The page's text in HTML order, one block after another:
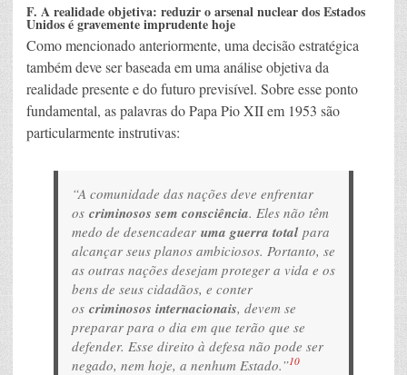
F. A realidade objetiva: reduzir o arsenal nuclear dos Estados
Unidos é gravemente imprudente hoje
Como mencionado anteriormente, uma decisão estratégica
também deve ser baseada em uma análise objetiva da
realidade presente e do futuro previsível. Sobre esse ponto
fundamental, as palavras do Papa Pio XII em 1953 são
particularmente instrutivas:
“A comunidade das nações deve enfrentar
os criminosos sem consciência. Eles não têm
medo de desencadear uma guerra totalpara
alcançar seus planos ambiciosos. Portanto, se
as outras nações desejam proteger a vida e os
bens de seus cidadãos, e conter
os criminosos internacionais, devem se
preparar para o dia em que terão que se
defender. Esse direito à defesa não pode ser
negado, nem hoje, a nenhum Estado.”10